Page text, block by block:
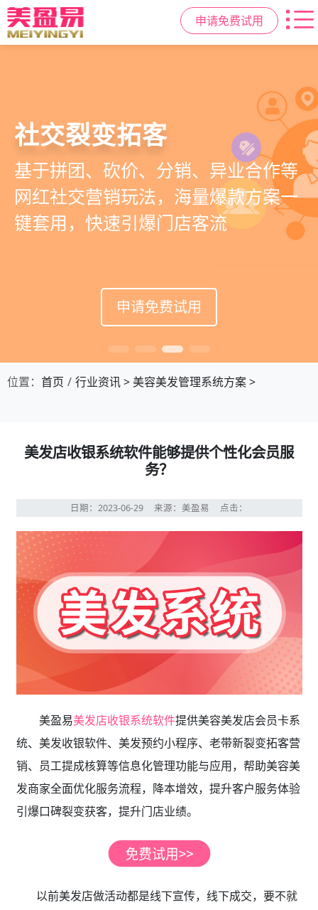
申请免费试用
美容美发管理系统
店务+拓客+020一体化，一站式解决
美发门店经营管理需求
申请免费试用
高效管理店务
提供从会员、预约、收银、报表等业
务全流程一体化SAAS服务，显著提升
管理效率，降低经营成本
申请免费试用
社交裂变拓客
基于拼团、砍价、分销、异业合作等
网红社交营销玩法，海量爆款方案一
键套用，快速引爆门店客流
申请免费试用
小程序商城
小程序链接商家、手艺人、客户，打
通线上线下，让口碑传播有抓手，赋
能社交裂变，盘活私域流量
申请免费试用
位置： 首页 行业资讯>美容美发管理系统方案>
美发店收银系统软件能够提供个性化会员服
务？
日期：2023-06-29 来源：美盈易 点击：
美盈易美发店收银系统软件提供美容美发店会员卡系
统、美发收银软件、美发预约小程序、老带新裂变拓客营
销、员工提成核算等信息化管理功能与应用，帮助美容美
发商家全面优化服务流程，降本增效，提升客户服务体验
引爆口碑裂变获客，提升门店业绩。
以前美发店做活动都是线下宣传，线下成交，要不就